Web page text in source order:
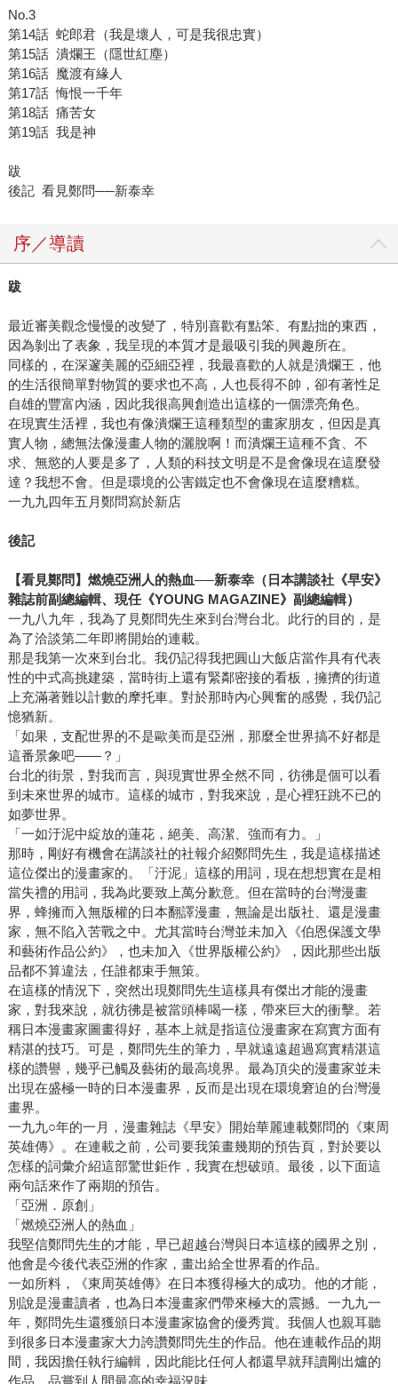
No.3
第14話 蛇郎君（我是壞人，可是我很忠實）
第15話 潰爛王（隱世紅塵）
第16話 魔渡有緣人
第17話 悔恨一千年
第18話 痛苦女
第19話 我是神
跋
後記 看見鄭問──新泰幸
序／導讀
跋
最近審美觀念慢慢的改變了，特別喜歡有點笨、有點拙的東西，
因為剝出了表象，我呈現的本質才是最吸引我的興趣所在。
同樣的，在深邃美麗的亞細亞裡，我最喜歡的人就是潰爛王，他
的生活很簡單對物質的要求也不高，人也長得不帥，卻有著性足
自雄的豐富內涵，因此我很高興創造出這樣的一個漂亮角色。
在現實生活裡，我也有像潰爛王這種類型的畫家朋友，但因是真
實人物，總無法像漫畫人物的灑脫啊！而潰爛王這種不貪、不
求、無慾的人要是多了，人類的科技文明是不是會像現在這麼發
達？我想不會。但是環境的公害鐵定也不會像現在這麼糟糕。
一九九四年五月鄭問寫於新店
後記
【看見鄭問】燃燒亞洲人的熱血──新泰幸（日本講談社《早安》
雜誌前副總編輯、現任《YOUNG MAGAZINE》副總編輯）
一九八九年，我為了見鄭問先生來到台灣台北。此行的目的，是
為了洽談第二年即將開始的連載。
那是我第一次來到台北。我仍記得我把圓山大飯店當作具有代表
性的中式高挑建築，當時街上還有緊鄰密接的看板，擁擠的街道
上充滿著難以計數的摩托車。對於那時內心興奮的感覺，我仍記
憶猶新。
「如果，支配世界的不是歐美而是亞洲，那麼全世界搞不好都是
這番景象吧――？」
台北的街景，對我而言，與現實世界全然不同，彷彿是個可以看
到未來世界的城市。這樣的城市，對我來說，是心裡狂跳不已的
如夢世界。
「一如汙泥中綻放的蓮花，絕美、高潔、強而有力。」
那時，剛好有機會在講談社的社報介紹鄭問先生，我是這樣描述
這位傑出的漫畫家的。「汙泥」這樣的用詞，現在想想實在是相
當失禮的用詞，我為此要致上萬分歉意。但在當時的台灣漫畫
界，蜂擁而入無版權的日本翻譯漫畫，無論是出版社、還是漫畫
家，無不陷入苦戰之中。尤其當時台灣並未加入《伯恩保護文學
和藝術作品公約》，也未加入《世界版權公約》，因此那些出版
品都不算違法，任誰都束手無策。
在這樣的情況下，突然出現鄭問先生這樣具有傑出才能的漫畫
家，對我來說，就彷彿是被當頭棒喝一樣，帶來巨大的衝擊。若
稱日本漫畫家圖畫得好，基本上就是指這位漫畫家在寫實方面有
精湛的技巧。可是，鄭問先生的筆力，早就遠遠超過寫實精湛這
樣的讚譽，幾乎已觸及藝術的最高境界。最為頂尖的漫畫家並未
出現在盛極一時的日本漫畫界，反而是出現在環境窘迫的台灣漫
畫界。
一九九○年的一月，漫畫雜誌《早安》開始華麗連載鄭問的《東周
英雄傳》。在連載之前，公司要我策畫幾期的預告頁，對於要以
怎樣的詞彙介紹這部驚世鉅作，我實在想破頭。最後，以下面這
兩句話來作了兩期的預告。
「亞洲．原創」
「燃燒亞洲人的熱血」
我堅信鄭問先生的才能，早已超越台灣與日本這樣的國界之別，
他會是今後代表亞洲的作家，畫出給全世界看的作品。
一如所料，《東周英雄傳》在日本獲得極大的成功。他的才能，
別說是漫畫讀者，也為日本漫畫家們帶來極大的震撼。一九九一
年，鄭問先生還獲頒日本漫畫家協會的優秀賞。我個人也親耳聽
到很多日本漫畫家大力誇讚鄭問先生的作品。他在連載作品的期
間，我因擔任執行編輯，因此能比任何人都還早就拜讀剛出爐的